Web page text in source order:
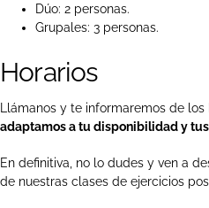
Dúo: 2 personas.
Grupales: 3 personas.
Horarios
Llámanos y te informaremos de los
adaptamos a tu disponibilidad y
En definitiva, no lo dudes y ven a
de nuestras clases de ejercicios